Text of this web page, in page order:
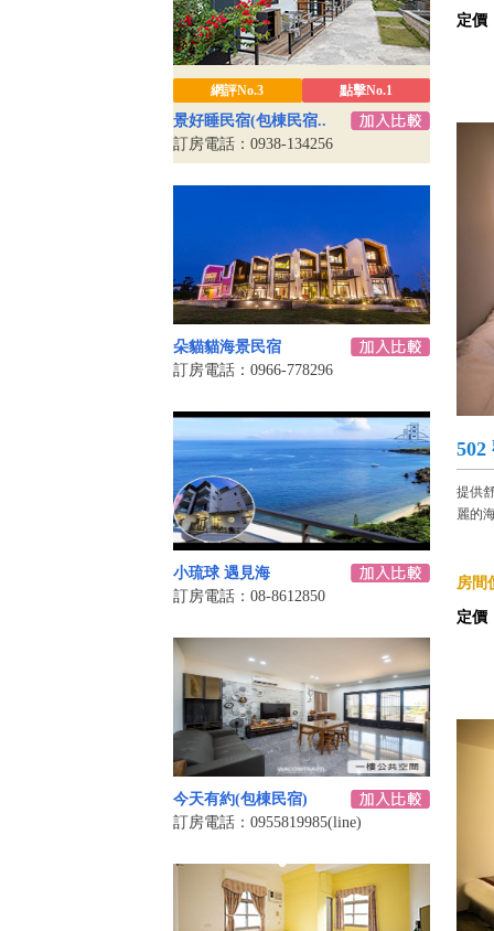
網評No.3 點擊No.1
景好睡民宿(包棟民宿..
訂房電話：0938-134256
朵貓貓海景民宿
訂房電話：0966-778296
小琉球 遇見海
訂房電話：08-8612850
今天有約(包棟民宿)
訂房電話：0955819985(line)
定價
502
提供
麗的
房間
定價